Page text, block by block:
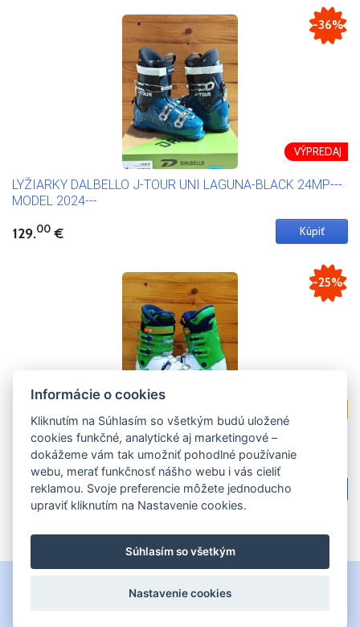
VÝPREDAJ
LYŽIARKY DALBELLO J-TOUR UNI LAGUNA-BLACK 24MP---
MODEL 2024---
129.00 €
-36%
LYŽIARKY DALBELLO DRS 60 JR WHITE-RACE GREEN
24MP ---MODEL 2025---
135.00€
-25%
VŠEOBECNÉ OBCHODNÉ PODMIENKY
Informácie o cookies
Kliknutím na Súhlasím so všetkým budú uložené
cookies funkčné, analytické aj marketingové –
dokážeme vám tak umožniť pohodlné používanie
webu, merať funkčnosť nášho webu i vás cieliť
reklamou. Svoje preferencie môžete jednoducho
upraviť kliknutím na Nastavenie cookies.
Súhlasím so všetkým
Nastavenie cookies